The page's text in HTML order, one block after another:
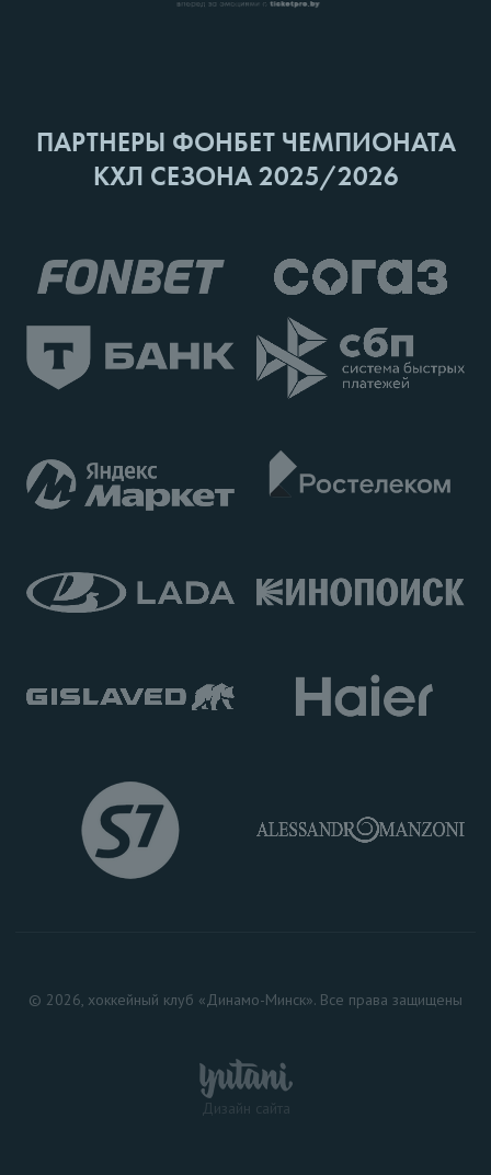
ПАРТНЕРЫ ФОНБЕТ ЧЕМПИОНАТА
КХЛ СЕЗОНА 2025/2026
© 2026, хоккейный клуб «Динамо-Минск». Все права защищены
Дизайн сайта